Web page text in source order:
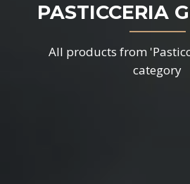
PASTICCERIA
All products from
category